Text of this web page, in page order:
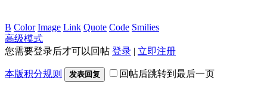
B Color Image Link Quote Code Smilies
高级模式
您需要登录后才可以回帖 登录 | 立即注册
本版积分规则 发表回复 回帖后跳转到最后一页